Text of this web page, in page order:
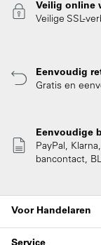
Veilig online
Veilige SSL-
Eenvoudig
Gratis en
Eenvoudige
PayPal,
bancontact,
Voor Handelaren